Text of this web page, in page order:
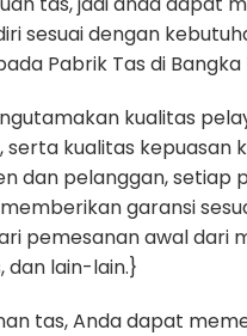
sesuai dengan
Pabrik Tas di
kualitas
serta kualitas kepuasan
dan pelanggan, setiap
garansi
pemesanan awal dari
dan lain-lain.}
tas, Anda dapat